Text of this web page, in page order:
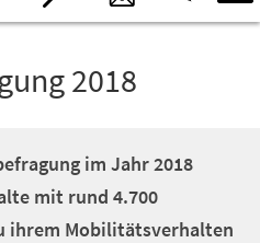
2018
im Jahr 2018
mit rund 4.700
ihrem Mobilitätsverhalten